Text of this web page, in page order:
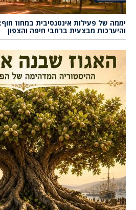
יממה של פעילות אינטנסיבית במחוז
והיערכות מבצעית ברחבי חיפה והצפון